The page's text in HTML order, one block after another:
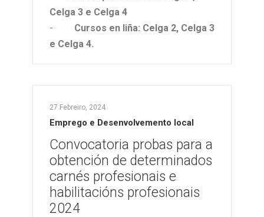
Celga 3 e Celga 4
- Cursos en liña: Celga 2, Celga 3
e Celga 4.
27 Febreiro, 2024
Emprego e Desenvolvemento local
Convocatoria probas para a
obtención de determinados
carnés profesionais e
habilitacións profesionais
2024